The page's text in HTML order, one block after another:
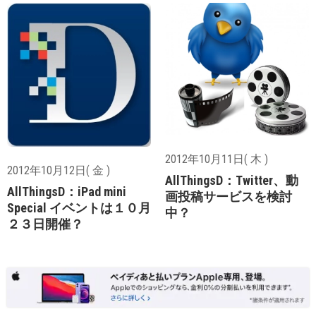
2012年10月12日( 金 )
AllThingsD：iPad mini
Special イベントは１０月
２３日開催？
2012年10月11日( 木 )
AllThingsD：Twitter、動
画投稿サービスを検討
中？